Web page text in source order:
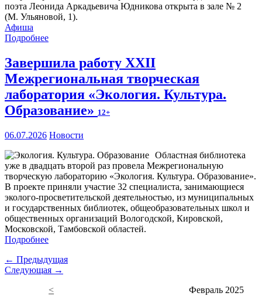
поэта Леонида Аркадьевича Юдникова открыта в зале № 2
(М. Ульяновой, 1).
Афиша
Подробнее
Завершила работу XXII
Межрегиональная творческая
лаборатория «Экология. Культура.
Образование» 12+
06.07.2026 Новости
Областная библиотека
уже в двадцать второй раз провела Межрегиональную
творческую лабораторию «Экология. Культура. Образование».
В проекте приняли участие 32 специалиста, занимающиеся
эколого-просветительской деятельностью, из муниципальных
и государственных библиотек, общеобразовательных школ и
общественных организаций Вологодской, Кировской,
Московской, Тамбовской областей.
Подробнее
← Предыдущая
Следующая →
<
Февраль 2025